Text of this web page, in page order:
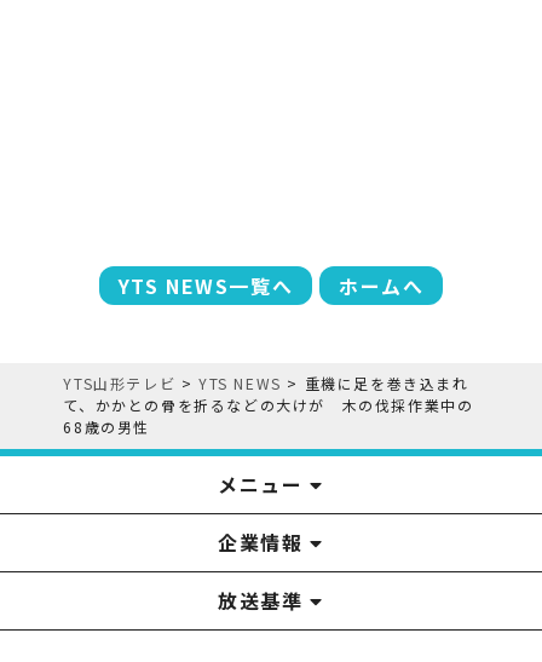
YTS NEWS一覧へ ホームへ
YTS山形テレビ >YTS NEWS > 重機に足を巻き込まれ
て、かかとの骨を折るなどの大けが 木の伐採作業中の
68歳の男性
メニュー
YTSニュース
番組
アナウンサー
プレゼント
イベント
みるるん星人
YTS見学ツアー
番組表
お問い合わせ
企業情報
企業情報
役員構成
YTS山形テレビ SDGs 宣言
採用情報
山形テレビ人権方針
山形テレビ国民保護業務計画提出文
個人情報基本方針
情報セキュリティ基本方針
視聴データの取扱いについて
系列局一覧
中継局一覧
放送基準